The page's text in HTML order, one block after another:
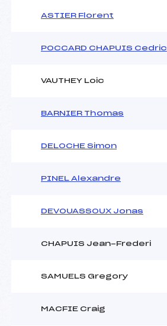
ASTIER Florent
POCCARD CHAPUIS Cedric
VAUTHEY Loic
BARNIER Thomas
DELOCHE Simon
PINEL Alexandre
DEVOUASSOUX Jonas
CHAPUIS Jean-Frederi
SAMUELS Gregory
MACFIE Craig